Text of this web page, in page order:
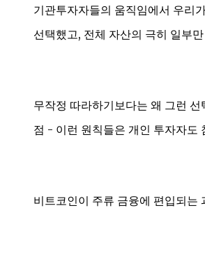
기관투자자들의 움직임에서 우리
선택했고, 전체 자산의 극히 일부
무작정 따라하기보다는 왜 그런
점 - 이런 원칙들은 개인 투자자도
비트코인이 주류 금융에 편입되는